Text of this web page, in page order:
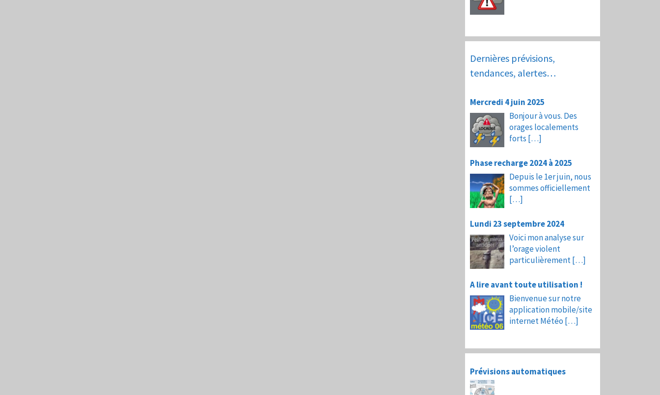
Dernières prévisions,
tendances, alertes…
Mercredi 4 juin 2025
Bonjour à vous. Des
orages localements
forts […]
Phase recharge 2024 à 2025
Depuis le 1er juin, nous
sommes officiellement
[…]
Lundi 23 septembre 2024
Voici mon analyse sur
l’orage violent
particulièrement[…]
A lire avant toute utilisation !
Bienvenue sur notre
application mobile/site
internet Météo […]
Prévisions automatiques